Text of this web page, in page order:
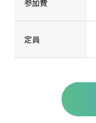
参加費
定員